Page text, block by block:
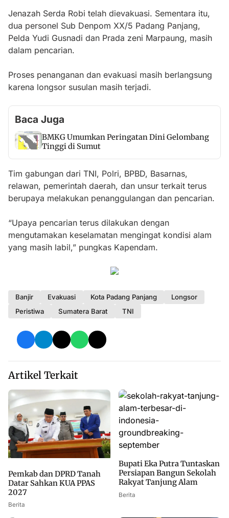
Jenazah Serda Robi telah dievakuasi. Sementara itu,
dua personel Sub Denpom XX/5 Padang Panjang,
Pelda Yudi Gusnadi dan Prada zeni Marpaung, masih
dalam pencarian.
Proses penanganan dan evakuasi masih berlangsung
karena longsor susulan masih terjadi.
Baca Juga
BMKG Umumkan Peringatan Dini Gelombang
Tinggi di Sumut
Tim gabungan dari TNI, Polri, BPBD, Basarnas,
relawan, pemerintah daerah, dan unsur terkait terus
berupaya melakukan penanggulangan dan pencarian.
“Upaya pencarian terus dilakukan dengan
mengutamakan keselamatan mengingat kondisi alam
yang masih labil,” pungkas Kapendam.
Banjir Evakuasi Kota Padang Panjang
Longsor
Peristiwa
Sumatera Barat TNI
Artikel Terkait
Pemkab dan DPRD Tanah
Datar Sahkan KUA PPAS
2027
Berita
Bupati Eka Putra Tuntaskan
Persiapan Bangun Sekolah
Rakyat Tanjung Alam
Berita